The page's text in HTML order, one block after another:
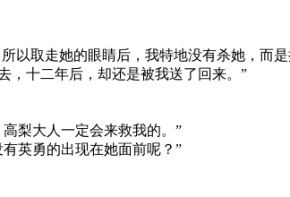
取走她的眼睛后，我特地没有杀她，而是
，十二年后，却还是被我送了回来。”
梨大人一定会来救我的。”
英勇的出现在她面前呢？”